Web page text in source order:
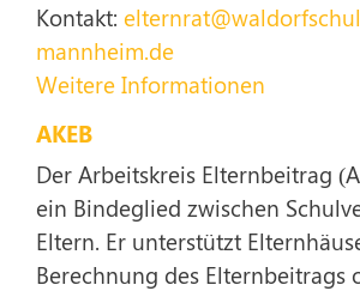
Kontakt:
mannheim.de
Weitere Informationen
AKEB
Der Arbeitskreis Elternbeitrag
ein Bindeglied zwischen
Eltern. Er unterstützt
Berechnung des Elternbeitrags